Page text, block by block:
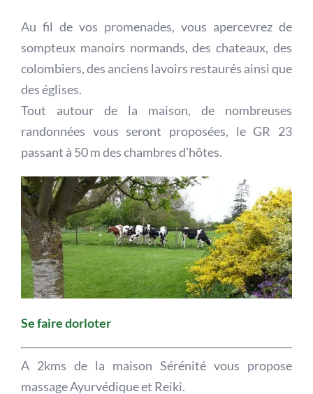
Au fil de vos promenades, vous apercevrez de
sompteux manoirs normands, des chateaux, des
colombiers, des anciens lavoirs restaurés ainsi que
des églises.
Tout autour de la maison, de nombreuses
randonnées vous seront proposées, le GR 23
passant à 50 m des chambres d’hôtes.
Se faire dorloter
A 2kms de la maison Sérénité vous propose
massage Ayurvédique et Reiki.